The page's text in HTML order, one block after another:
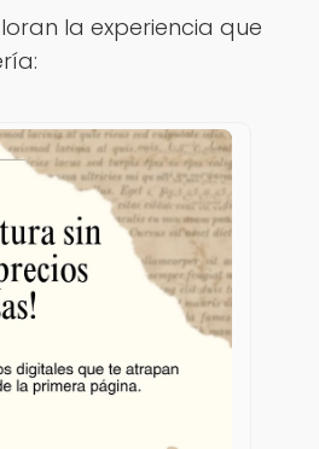
la experiencia que